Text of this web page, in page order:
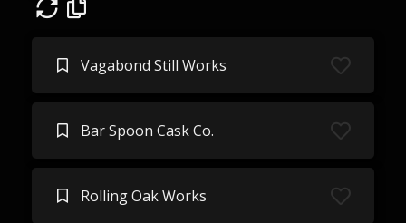
Vagabond Still Works
Bar Spoon Cask Co.
Rolling Oak Works